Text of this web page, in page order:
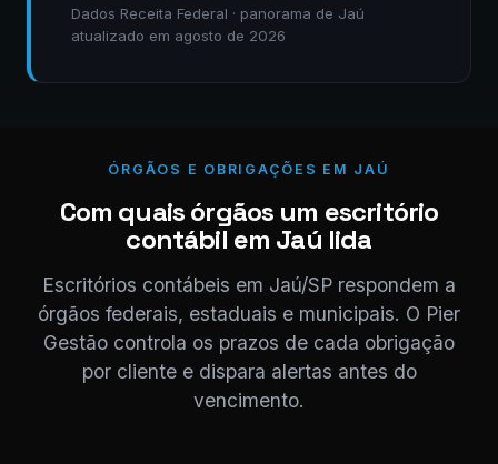
Dados Receita Federal · panorama de Jaú
atualizado em agosto de 2026
ÓRGÃOS E OBRIGAÇÕES EM JAÚ
Com quais órgãos um escritório
contábil em Jaú lida
Escritórios contábeis em Jaú/SP respondem a
órgãos federais, estaduais e municipais. O Pier
Gestão controla os prazos de cada obrigação
por cliente e dispara alertas antes do
vencimento.